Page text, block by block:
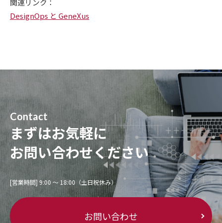
関連リンク：
DesignOps と GeneXus
Contact
まずはお気軽に
お問い合わせください
[営業時間] 9:00 〜 18:00（土日祝休み）
お問い合わせ